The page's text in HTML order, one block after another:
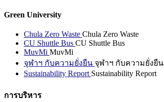
Green University
Chula Zero Waste Chula Zero Waste
CU Shuttle Bus CU Shuttle Bus
MuvMi MuvMi
จุฬาฯ กับความยั่งยืน จุฬาฯ กับความยั่งยืน
Sustainability Report Sustainability Report
การบริหาร